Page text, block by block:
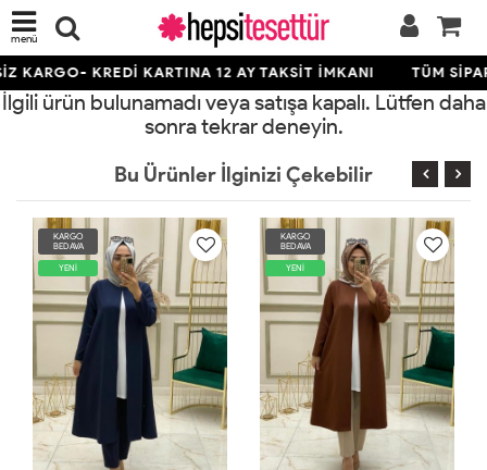
menü
KARGO- KREDİ KARTINA 12 AY TAKSİT İMKANI TÜM
İlgili ürün bulunamadı veya satışa kapalı. Lütfen daha
sonra tekrar deneyin.
Bu Ürünler İlginizi Çekebilir
KARGO
BEDAVA
YENİ
KARGO
BEDAVA
YENİ